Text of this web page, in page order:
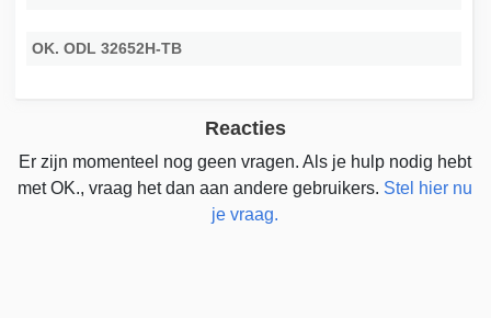
OK. ODL 32652H-TB
Reacties
Er zijn momenteel nog geen vragen. Als je hulp nodig hebt
met OK., vraag het dan aan andere gebruikers. Stel hier nu
je vraag.